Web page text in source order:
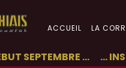
ACCUEIL LA
... ...